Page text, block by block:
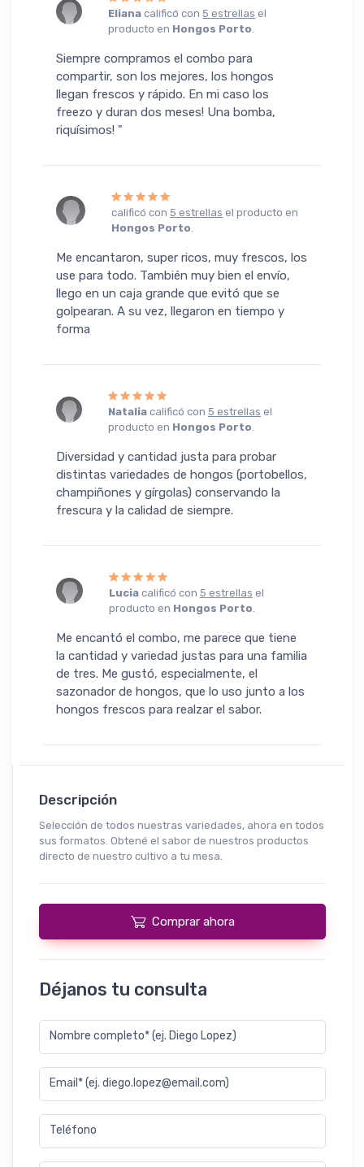
Eliana calificó con5 estrellas el
producto en Hongos Porto.
Siempre compramos el combo para
compartir, son los mejores, los hongos
llegan frescos y rápido. En mi caso los
freezo y duran dos meses! Una bomba,
riquísimos! "
calificó con5 estrellas el producto en
Hongos Porto.
Me encantaron, super ricos, muy frescos, los
use para todo. También muy bien el envío,
llego en un caja grande que evitó que se
golpearan. A su vez, llegaron en tiempo y
forma
Nataliacalificó con 5 estrellas el
producto en Hongos Porto.
Diversidad y cantidad justa para probar
distintas variedades de hongos (portobellos,
champiñones y gírgolas) conservando la
frescura y la calidad de siempre.
Luciacalificó con 5 estrellas el
producto en Hongos Porto.
Me encantó el combo, me parece que tiene
la cantidad y variedad justas para una familia
de tres. Me gustó, especialmente, el
sazonador de hongos, que lo uso junto a los
hongos frescos para realzar el sabor.
Descripción
Selección de todos nuestras variedades, ahora en todos
sus formatos. Obtené el sabor de nuestros productos
directo de nuestro cultivo a tu mesa.
Comprar ahora
Déjanos tu consulta
Nombre completo* (ej. Diego Lopez)
Email* (ej. diego.lopez@email.com)
Teléfono